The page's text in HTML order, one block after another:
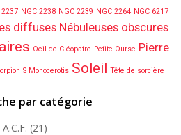
2237 NGC 2238 NGC 2239 NGC 2264 NGC 6217
diffuses Nébuleuses obscures
Oeil de Cléopatre Petite Ourse Pierre
S Monocerotis Soleil Tête de sorcière
par catégorie
A.C.F. (21)